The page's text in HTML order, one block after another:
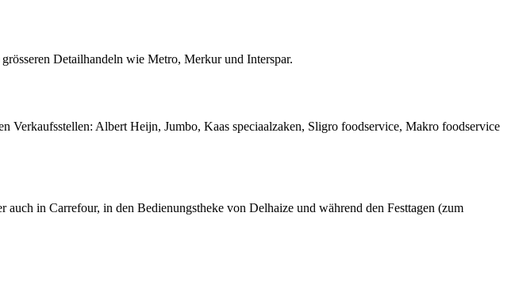
Detailhandeln wie Metro, Merkur und Interspar.
Albert Heijn, Jumbo, Kaas speciaalzaken, Sligro foodservice, Makro foodservice
in Carrefour, in den Bedienungstheke von Delhaize und während den Festtagen (zum